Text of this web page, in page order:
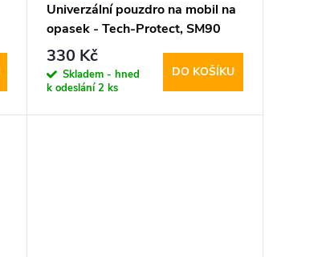
Univerzální pouzdro na mobil na
opasek - Tech-Protect, SM90
5.8-6.8" Black
330 Kč
Skladem - hned
k odeslání2 ks
DO KOŠÍKU